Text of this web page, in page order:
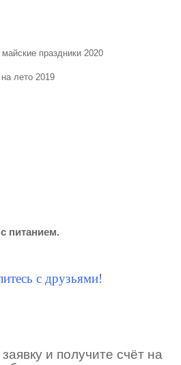
праздники 2020
питанием.
с друзьями!
и получите счёт на